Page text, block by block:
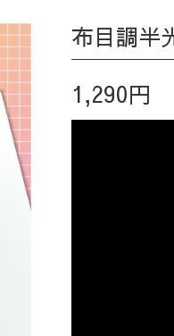
布目調半
1,290円